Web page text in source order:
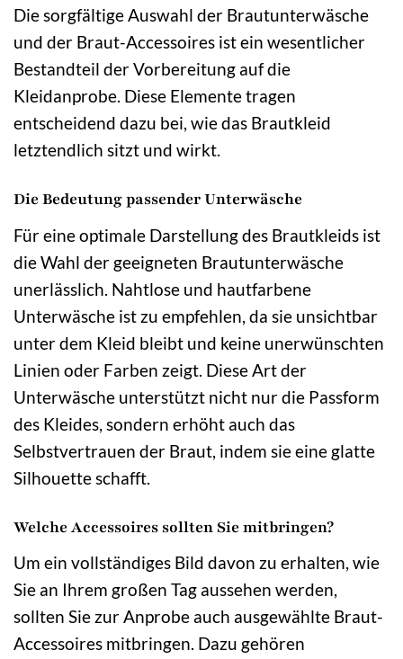
Die sorgfältige Auswahl der Brautunterwäsche
und der Braut-Accessoires ist ein wesentlicher
Bestandteil der Vorbereitung auf die
Kleidanprobe. Diese Elemente tragen
entscheidend dazu bei, wie das Brautkleid
letztendlich sitzt und wirkt.
Die Bedeutung passender Unterwäsche
Für eine optimale Darstellung des Brautkleids ist
die Wahl der geeigneten Brautunterwäsche
unerlässlich. Nahtlose und hautfarbene
Unterwäsche ist zu empfehlen, da sie unsichtbar
unter dem Kleid bleibt und keine unerwünschten
Linien oder Farben zeigt. Diese Art der
Unterwäsche unterstützt nicht nur die Passform
des Kleides, sondern erhöht auch das
Selbstvertrauen der Braut, indem sie eine glatte
Silhouette schafft.
Welche Accessoires sollten Sie mitbringen?
Um ein vollständiges Bild davon zu erhalten, wie
Sie an Ihrem großen Tag aussehen werden,
sollten Sie zur Anprobe auch ausgewählte Braut-
Accessoires mitbringen. Dazu gehören